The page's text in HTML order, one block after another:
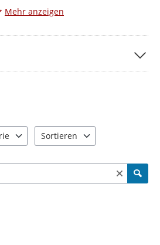
werden 30 Tage nach deren
Kategorie "Straßenbeleuchtung"
der Stadtwerke Werdau GmbH
Link online übermittelt
Mehr anzeigen
Sortieren
und Kommentaren